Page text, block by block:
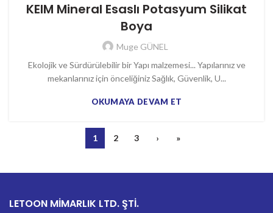
KEIM Mineral Esaslı Potasyum Silikat
Boya
Muge GÜNEL
Ekolojik ve Sürdürülebilir bir Yapı malzemesi... Yapılarınız ve
mekanlarınız için önceliğiniz Sağlık, Güvenlik, U...
OKUMAYA DEVAM ET
1 2 3 › »
LETOON MİMARLIK LTD. ŞTİ.